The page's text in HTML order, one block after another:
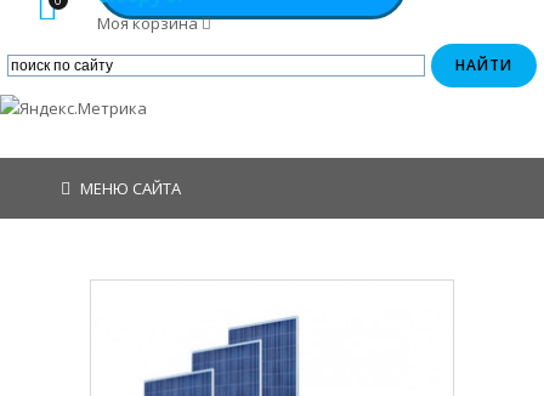
Моя корзина
МЕНЮ САЙТА